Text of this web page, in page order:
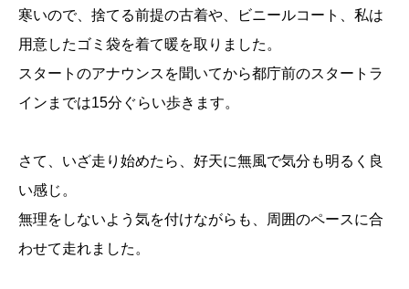
寒いので、捨てる前提の古着や、ビニールコート、私は
用意したゴミ袋を着て暖を取りました。
スタートのアナウンスを聞いてから都庁前のスタートラ
インまでは15分ぐらい歩きます。
さて、いざ走り始めたら、好天に無風で気分も明るく良
い感じ。
無理をしないよう気を付けながらも、周囲のペースに合
わせて走れました。